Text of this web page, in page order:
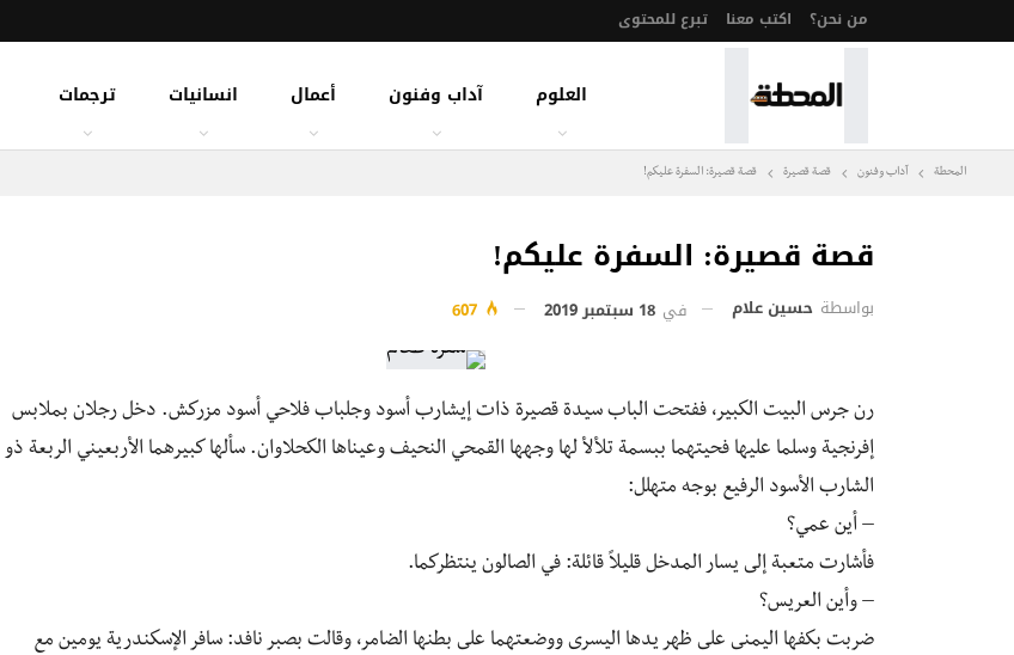
من نحن؟ اكتب معنا تبرع للمحتوى
العلوم آداب وفنون أعمال انسانيات ترجمات
المحطة آداب وفنون قصة قصيرة قصة قصيرة: السفرة عليكم!
قصة قصيرة: السفرة عليكم!
بواسطة حسين علام في 18 سبتمبر 2019
رن جرس البيت الكبير، ففتحت الباب سيدة قصيرة ذات إيشارب أسود وجلباب فلاحي أسود مزركش. دخل رجلان بملابس
إفرنجية وسلما عليها فحيتهما ببسمة تلألأ لها وجهها القمحي النحيف وعيناها الكحلاوان. سألها كبيرهما الأربعيني الربعة ذو
الشارب الأسود الرفيع بوجه متهلل:
– أين عمي؟
فأشارت متعبة إلى يسار المدخل قليلاً قائلة: في الصالون ينتظركما.
– وأين العريس؟
ضربت بكفها اليمنى على ظهر يدها اليسرى ووضعتهما على بطنها الضامر، وقالت بصبر نافد: سافر الإسكندرية يومين مع